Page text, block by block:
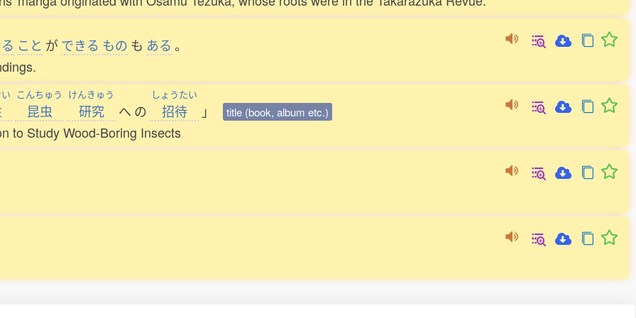
こと ができる もの も ある 。
こんちゅう
昆虫
けんきゅう
研究 へ の
しょうたい
招待 」 title (book, album etc.)
to Study Wood-Boring Insects